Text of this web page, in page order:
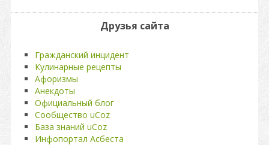
Друзья сайта
Гражданский инцидент
Кулинарные рецепты
Афоризмы
Анекдоты
Официальный блог
Сообщество uCoz
База знаний uCoz
Инфопортал Асбеста